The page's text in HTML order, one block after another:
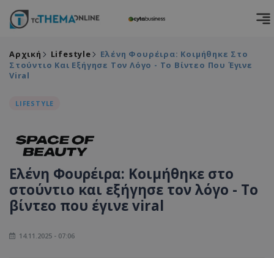
Αρχική Lifestyle
Ελένη Φουρέιρα: Κοιμήθηκε Στο
Στούντιο Και Εξήγησε Τον Λόγο - Το Βίντεο Που Έγινε
Viral
LIFESTYLE
Ελένη Φουρέιρα: Κοιμήθηκε στο
στούντιο και εξήγησε τον λόγο - Το
βίντεο που έγινε viral
14.11.2025 - 07:06